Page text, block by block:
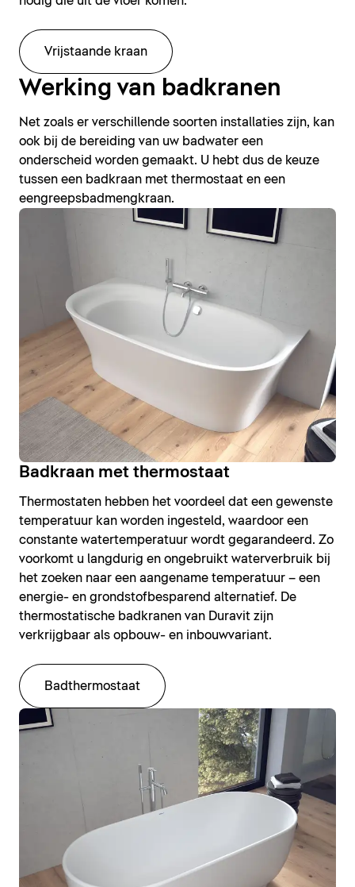
Vrijstaande kraan
Werking van badkranen
Net zoals er verschillende soorten installaties zijn, kan
ook bij de bereiding van uw badwater een
onderscheid worden gemaakt. U hebt dus de keuze
tussen een badkraan met thermostaat en een
eengreepsbadmengkraan.
Badkraan met thermostaat
Thermostaten hebben het voordeel dat een gewenste
temperatuur kan worden ingesteld, waardoor een
constante watertemperatuur wordt gegarandeerd. Zo
voorkomt u langdurig en ongebruikt waterverbruik bij
het zoeken naar een aangename temperatuur – een
energie- en grondstofbesparend alternatief. De
thermostatische badkranen van Duravit zijn
verkrijgbaar als opbouw- en inbouwvariant.
Badthermostaat